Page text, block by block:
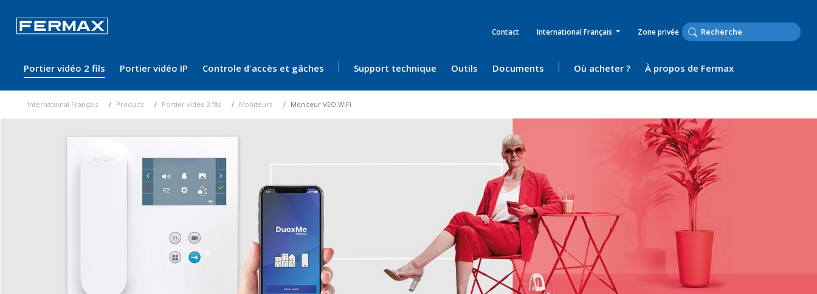
Contact International Français Zone privée
Portier vidéo 2 fils Portier vidéo IP Controle d'accès et gâches Support technique Outils Documents Où acheter ? À propos de Fermax
International Français Produits Portier vidéo 2 fils Moniteurs Moniteur VEO WiFi